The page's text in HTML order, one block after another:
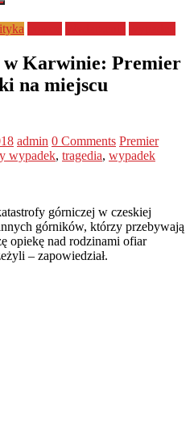
w Karwinie: Premier
na miejscu
admin 0 Comments Premier
wypadek, tragedia, wypadek
górniczej w czeskiej
górników, którzy przebywają
opiekę nad rodzinami ofiar
– zapowiedział.